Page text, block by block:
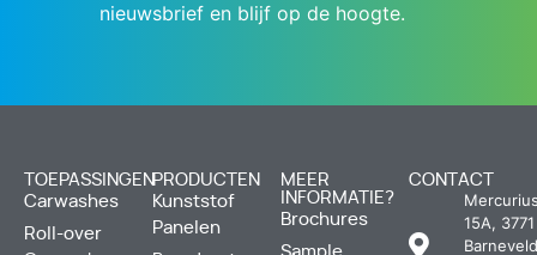
nieuwsbrief en blijf op de hoogte.
TOEPASSINGEN
Carwashes
Roll-over
PRODUCTEN
Kunststof
Panelen
MEER
INFORMATIE?
Brochures
CONTACT
15A,